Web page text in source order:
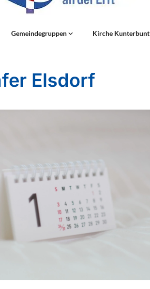
Gemeindegruppen Kirche Kunterbunt
Elsdorf